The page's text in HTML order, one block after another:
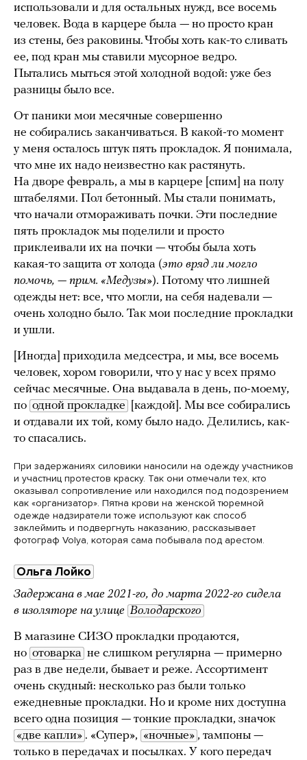
использовали и для остальных нужд, все восемь
человек. Вода в карцере была — но просто кран
из стены, без раковины. Чтобы хоть как-то сливать
ее, под кран мы ставили мусорное ведро.
Пытались мыться этой холодной водой: уже без
разницы было все.
От паники мои месячные совершенно
не собирались заканчиваться. В какой-то момент
у меня осталось штук пять прокладок. Я понимала,
что мне их надо неизвестно как растянуть.
На дворе февраль, а мы в карцере [спим] на полу
штабелями. Пол бетонный. Мы стали понимать,
что начали отмораживать почки. Эти последние
пять прокладок мы поделили и просто
приклеивали их на почки — чтобы была хоть
какая-то защита от холода (это вряд ли могло
помочь, — прим. «Медузы»). Потому что лишней
одежды нет: все, что могли, на себя надевали —
очень холодно было. Так мои последние прокладки
и ушли.
[Иногда] приходила медсестра, и мы, все восемь
человек, хором говорили, что у нас у всех прямо
сейчас месячные. Она выдавала в день, по-моему,
по одной прокладке
[каждой]. Мы все собирались
и отдавали их той, кому было надо. Делились, как-
то спасались.
При задержаниях силовики наносили на одежду участников
и участниц протестов краску. Так они отмечали тех, кто
оказывал сопротивление или находился под подозрением
как «организатор». Пятна крови на женской тюремной
одежде надзиратели тоже используют как способ
заклеймить и подвергнуть наказанию, рассказывает
фотограф Volya, которая сама побывала под арестом.
Ольга Лойко
Задержана в мае 2021-го, до марта 2022-го сидела
в изоляторе на улице Володарского
В магазине СИЗО прокладки продаются,
но отоварка не слишком регулярна — примерно
раз в две недели, бывает и реже. Ассортимент
очень скудный: несколько раз были только
ежедневные прокладки. Но и кроме них доступна
всего одна позиция — тонкие прокладки, значок
«две капли» . «Супер», «ночные» , тампоны —
только в передачах и посылках. У кого передач